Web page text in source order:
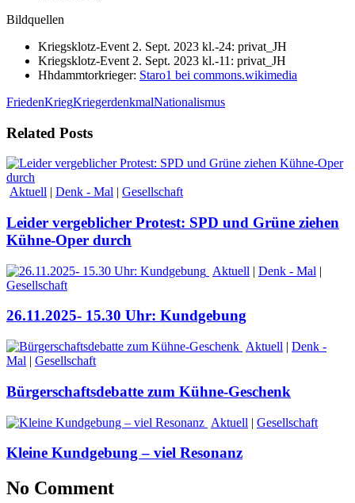
Bildquellen
Kriegsklotz-Event 2. Sept. 2023 kl.-24: privat_JH
Kriegsklotz-Event 2. Sept. 2023 kl.-11: privat_JH
Hhdammtorkrieger: Staro1 bei commons.wikimedia
FriedenKriegKriegerdenkmalNationalismus
Related Posts
Aktuell | Denk - Mal | Gesellschaft
Leider vergeblicher Protest: SPD und Grüne ziehen
Kühne-Oper durch
Aktuell | Denk - Mal |
Gesellschaft
26.11.2025- 15.30 Uhr: Kundgebung
Aktuell | Denk -
Mal | Gesellschaft
Bürgerschaftsdebatte zum Kühne-Geschenk
Aktuell | Gesellschaft
Kleine Kundgebung – viel Resonanz
No Comment